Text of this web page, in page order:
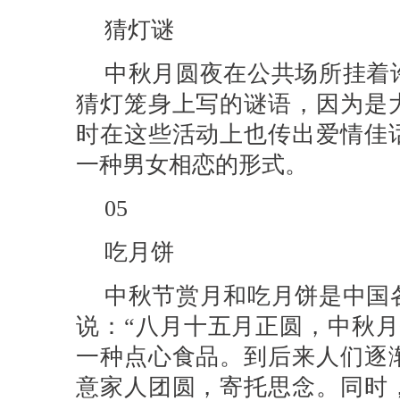
猜灯谜
中秋月圆夜在公共场所挂
猜灯笼身上写的谜语，因为是
时在这些活动上也传出爱情
一种男女相恋的形式。
05
吃月饼
中秋节赏月和吃月饼是中
说：“八月十五月正圆，中秋
一种点心食品。到后来人们
意家人团圆，寄托思念。同时